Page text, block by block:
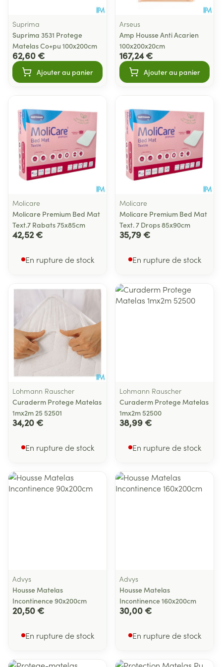
Suprima
Suprima 3531 Protege
Matelas Co+pu 100x200cm
62,60 €
Ajouter au panier
Arseus
Amp Housse Anti Acarien
100x200x20cm
167,24 €
Ajouter au panier
Molicare
Molicare Premium Bed Mat
Text.7 Rabats 75x85cm
42,52 €
En rupture de stock
Molicare
Molicare Premium Bed Mat
Text. 7 Drops 85x90cm
35,79 €
En rupture de stock
Lohmann Rauscher
Curaderm Protege Matelas
1mx2m 25 52501
34,20 €
En rupture de stock
Lohmann Rauscher
Curaderm Protege Matelas
1mx2m 52500
38,99 €
En rupture de stock
Advys
Housse Matelas
Incontinence 90x200cm
20,50 €
En rupture de stock
Advys
Housse Matelas
Incontinence 160x200cm
30,00 €
En rupture de stock